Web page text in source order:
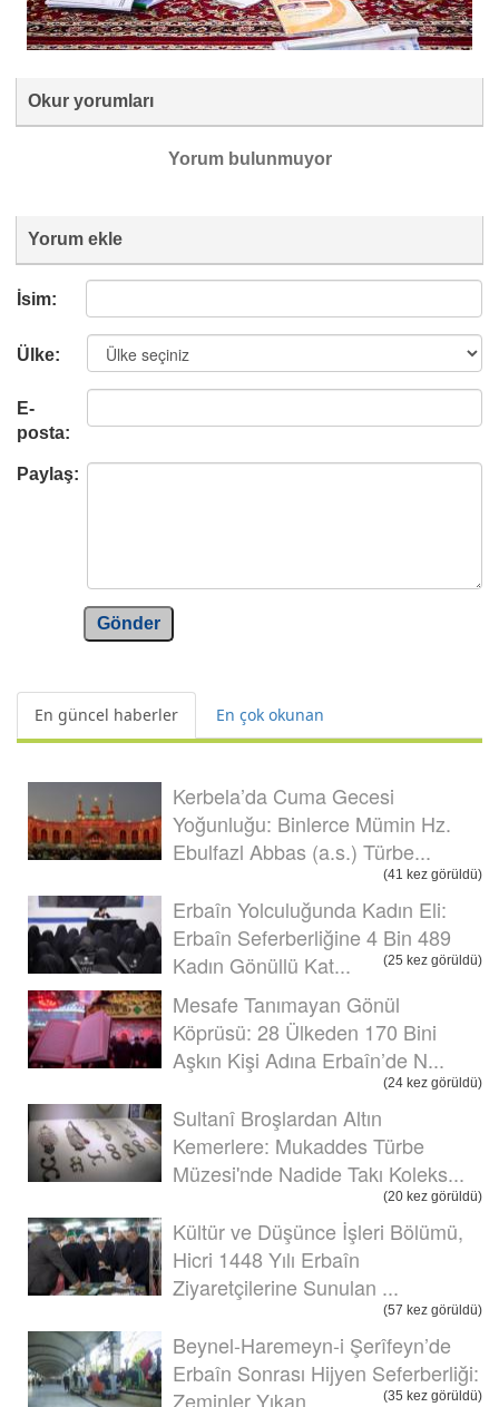
Okur yorumları
Yorum bulunmuyor
Yorum ekle
İsim:
Ülke:
E-
posta:
Paylaş:
Gönder
En güncel haberler En çok okunan
Kerbela’da Cuma Gecesi
Yoğunluğu: Binlerce Mümin Hz.
Ebulfazl Abbas (a.s.) Türbe...
(41 kez görüldü)
Erbaîn Yolculuğunda Kadın Eli:
Erbaîn Seferberliğine 4 Bin 489
Kadın Gönüllü Kat...
(25 kez görüldü)
Mesafe Tanımayan Gönül
Köprüsü: 28 Ülkeden 170 Bini
Aşkın Kişi Adına Erbaîn’de N...
(24 kez görüldü)
Sultanî Broşlardan Altın
Kemerlere: Mukaddes Türbe
Müzesi'nde Nadide Takı Koleks...
(20 kez görüldü)
Kültür ve Düşünce İşleri Bölümü,
Hicri 1448 Yılı Erbaîn
Ziyaretçilerine Sunulan ...
(57 kez görüldü)
Beynel-Haremeyn-i Şerîfeyn’de
Erbaîn Sonrası Hijyen Seferberliği:
Zeminler Yıkan...
(35 kez görüldü)